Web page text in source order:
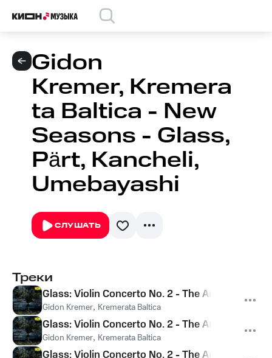
Gidon
Kremer, Kremera
ta Baltica - New
Seasons - Glass,
Pärt, Kancheli,
Umebayashi
СЛУШАТЬ
Треки
Glass: Violin Concerto No. 2 - The American
Gidon Kremer, Kremerata Baltica
Glass: Violin Concerto No. 2 - The American
Gidon Kremer, Kremerata Baltica
Glass: Violin Concerto No. 2 - The American